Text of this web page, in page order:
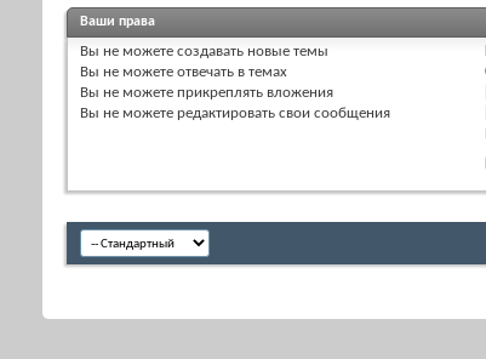
Ваши права
Вы не можете создавать новые темы
Вы не можете отвечать в темах
Вы не можете прикреплять вложения
Вы не можете редактировать свои сообщения